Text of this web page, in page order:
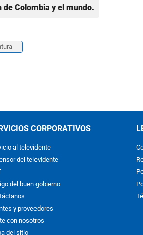
Colombia y el mundo.
CORPORATIVOS
al televidente
del televidente
del buen gobierno
y proveedores
con nosotros
del sitio